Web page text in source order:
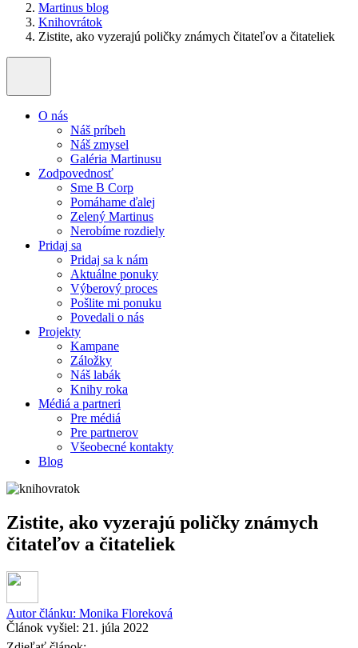
Martinus blog
Knihovrátok
Zistite, ako vyzerajú poličky známych čitateľov a čitateliek
O nás
Náš príbeh
Náš zmysel
Galéria Martinusu
Zodpovednosť
Sme B Corp
Pomáhame ďalej
Zelený Martinus
Nerobíme rozdiely
Pridaj sa
Pridaj sa k nám
Aktuálne ponuky
Výberový proces
Pošlite mi ponuku
Povedali o nás
Projekty
Kampane
Záložky
Náš labák
Knihy roka
Médiá a partneri
Pre médiá
Pre partnerov
Všeobecné kontakty
Blog
Zistite, ako vyzerajú poličky známych
čitateľov a čitateliek
Autor článku: Monika Floreková
Článok vyšiel: 21. júla 2022